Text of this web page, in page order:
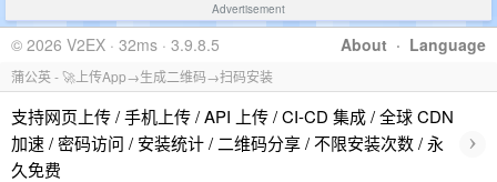
Advertisement
About · Language
© 2026 V2EX · 32ms · 3.9.8.5
蒲公英 - 🚀上传App→生成二维码→扫码安装
支持网页上传 / 手机上传 / API 上传 / CI-CD 集成 / 全球 CDN
加速 / 密码访问 / 安装统计 / 二维码分享 / 不限安装次数 / 永
久免费
›